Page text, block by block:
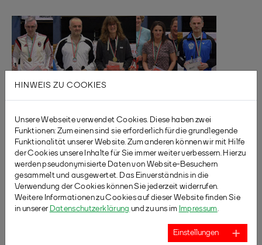
HINWEIS ZU COOKIES
Unsere Webseite verwendet Cookies. Diese haben zwei
Funktionen: Zum einen sind sie erforderlich für die grundlegende
Funktionalität unserer Website. Zum anderen können wir mit Hilfe
der Cookies unsere Inhalte für Sie immer weiter verbessern. Hierzu
werden pseudonymisierte Daten von Website-Besuchern
gesammelt und ausgewertet. Das Einverständnis in die
Verwendung der Cookies können Sie jederzeit widerrufen.
Weitere Informationen zu Cookies auf dieser Website finden Sie
in unserer Datenschutzerklärung und zu uns im Impressum.
Einstellungen